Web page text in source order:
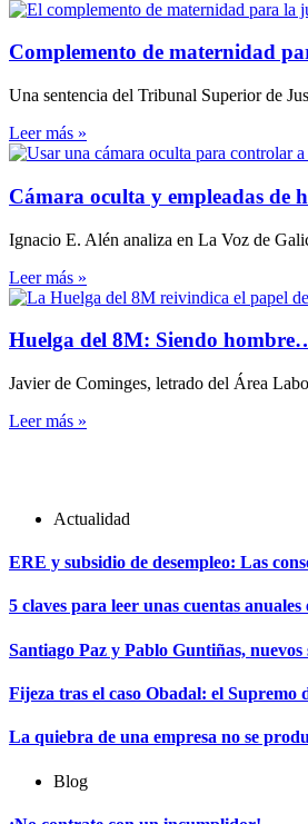
Complemento de maternidad
Una sentencia del Tribunal Superior de
Leer más »
Cámara oculta y empleadas de
Ignacio E. Alén analiza en La Voz de
Leer más »
Huelga del 8M: Siendo
Javier de Cominges, letrado del Área
Leer más »
Actualidad
ERE y subsidio de desempleo: Las
5 claves para leer unas cuentas
Santiago Paz y Pablo Guntiñas, nuevos
Fijeza tras el caso Obadal: el Supremo
La quiebra de una empresa no se
Blog